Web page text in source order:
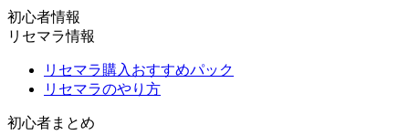
初心者情報
リセマラ情報
リセマラ購入おすすめパック
リセマラのやり方
初心者まとめ